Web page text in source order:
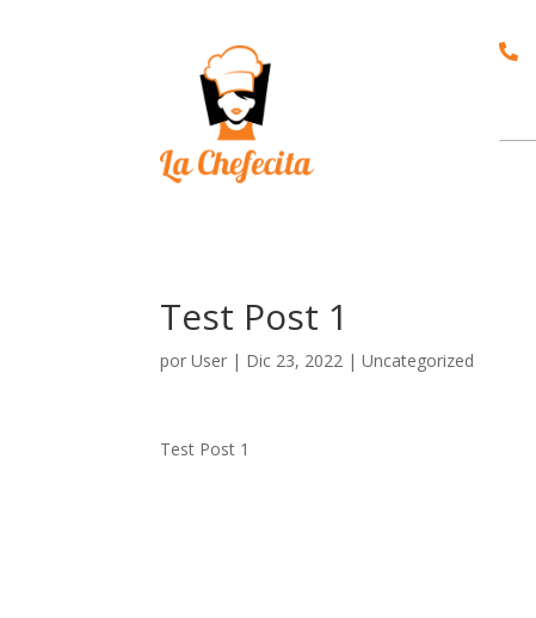

Test Post 1
porUser | Dic 23, 2022 |Uncategorized
Test Post 1